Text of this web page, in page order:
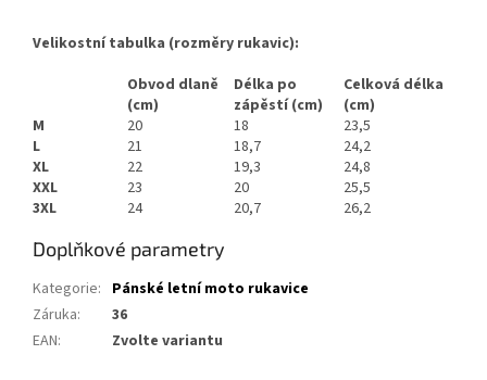
Velikostní tabulka (rozměry rukavic):
Obvod dlaně
(cm)
Délka po
zápěstí (cm)
Celková délka
(cm)
M
20 18
23,5
L
21 18,7
24,2
XL
22 19,3
24,8
XXL
23 20
25,5
3XL
24 20,7 26,2
Doplňkové parametry
Kategorie: Pánské letní moto rukavice
Záruka:
36
EAN: Zvolte variantu